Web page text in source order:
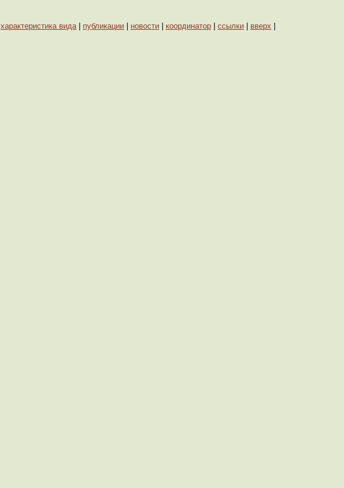
характеристика вида| публикации новости координатор ссылки вверх